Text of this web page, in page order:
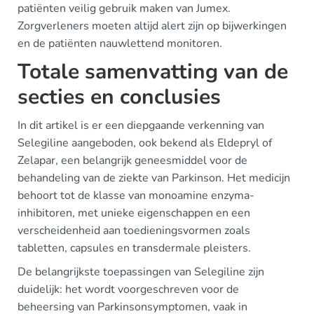
patiënten veilig gebruik maken van Jumex.
Zorgverleners moeten altijd alert zijn op bijwerkingen
en de patiënten nauwlettend monitoren.
Totale samenvatting van de
secties en conclusies
In dit artikel is er een diepgaande verkenning van
Selegiline aangeboden, ook bekend als Eldepryl of
Zelapar, een belangrijk geneesmiddel voor de
behandeling van de ziekte van Parkinson. Het medicijn
behoort tot de klasse van monoamine enzyma-
inhibitoren, met unieke eigenschappen en een
verscheidenheid aan toedieningsvormen zoals
tabletten, capsules en transdermale pleisters.
De belangrijkste toepassingen van Selegiline zijn
duidelijk: het wordt voorgeschreven voor de
beheersing van Parkinsonsymptomen, vaak in